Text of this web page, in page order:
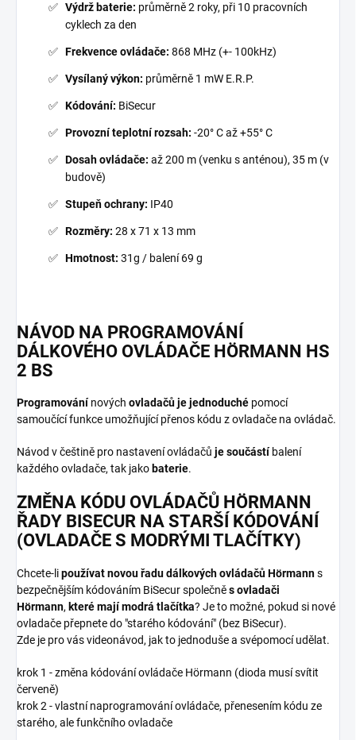
Výdrž baterie: průměrně 2 roky, při 10 pracovních
cyklech za den
Frekvence ovládače: 868 MHz (+- 100kHz)
Vysílaný výkon: průměrně 1 mW E.R.P.
Kódování: BiSecur
Provozní teplotní rozsah: -20° C až +55° C
Dosah ovládače: až 200 m (venku s anténou), 35 m (v
budově)
Stupeň ochrany: IP40
Rozměry: 28 x 71 x 13 mm
Hmotnost: 31g / balení 69 g
NÁVOD NA PROGRAMOVÁNÍ
DÁLKOVÉHO OVLÁDAČE HÖRMANN HS
2 BS
Programování nových ovladačů je jednoduché pomocí
samoučící funkce umožňující přenos kódu z ovladače na ovládač.
Návod v češtině pro nastavení ovládačů je součástí balení
každého ovladače, tak jako baterie.
ZMĚNA KÓDU OVLÁDAČŮ HÖRMANN
ŘADY BISECUR NA STARŠÍ KÓDOVÁNÍ
(OVLADAČE S MODRÝMI TLAČÍTKY)
Chcete-lipoužívat novou řadu dálkových ovládačů Hörmanns
bezpečnějším kódováním BiSecur společněs ovladači
Hörmann, které mají modrá tlačítka? Je to možné, pokud si nové
ovladače přepnete do "starého kódování" (bez BiSecur).
Zde je pro vás videonávod, jak to jednoduše a svépomocí udělat.
krok 1 - změna kódování ovládače Hörmann (dioda musí svítit
červeně)
krok 2 - vlastní naprogramování ovládače, přenesením kódu ze
starého, ale funkčního ovladače